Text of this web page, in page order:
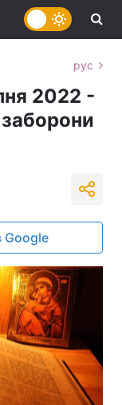
рус
2022 -
Google